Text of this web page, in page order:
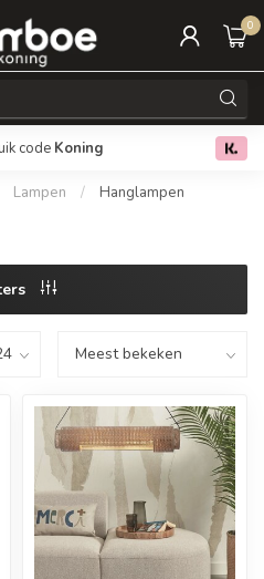
0
code Koning Gratis
Lampen / Hanglampen